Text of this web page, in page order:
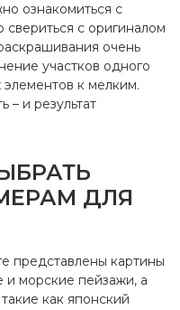
ознакомиться с
с оригиналом
очень
участков одного
к мелким.
– и результат
ДЛЯ
представлены картины
морские пейзажи, а
как японский